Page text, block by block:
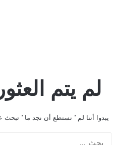
لم يتم
يبدوا أننا لم ’ نستطع أن نجد ما ’